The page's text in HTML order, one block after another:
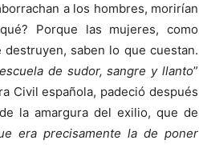
a los hombres, morirían
Porque las mujeres, como
saben lo que cuestan.
de sudor, sangre y llanto”
Civil española, padeció después
la amargura del exilio, que de
era precisamente la de poner